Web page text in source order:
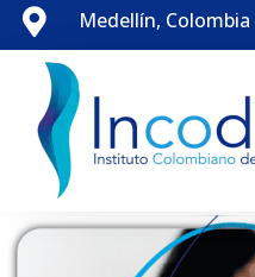
 Medellín, Colombia